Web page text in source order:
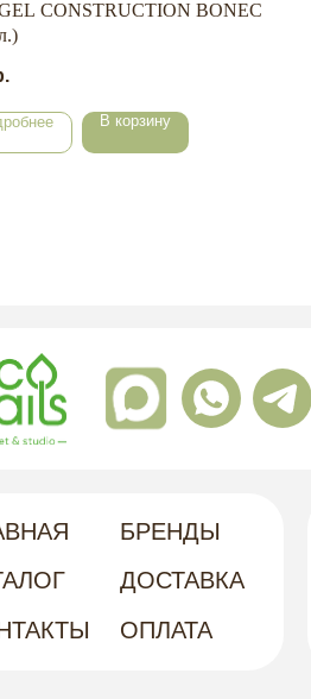
CONSTRUCTION BONEC
В корзину
БРЕНДЫ
ОПЛАТА
ДОСТАВКА